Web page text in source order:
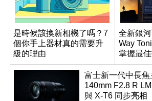
是時候該換新相機了嗎？7
個你手上器材真的需要升
級的理由
全新銀
Way
掌握最
富士新一代中長
140mm F2.8 R
與 X-T6 同步亮相